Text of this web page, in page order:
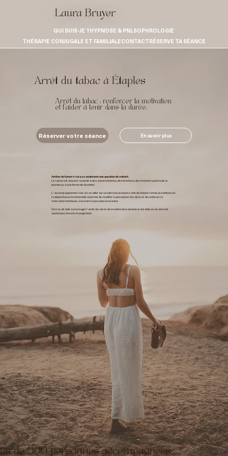
QUI SUIS-JE ?HYPNOSE & PNLSOPHROLOGIE
THÉRAPIE CONJUGALE ET FAMILIALECONTACTRÉSERVE TA SÉANCE
Laura Bruyer
Arrêt du tabac à Étaples
Arrêt du tabac : renforcer ta motivation
et t’aider à tenir dans la durée.
Réserver votre séance En savoir plus
Arrêter de fumer n’est pas seulement une question de volonté.
Le tabac est souvent associé à des automatismes, des émotions, des moments précis de la
journée ou à une forme de réconfort.
L’accompagnement vise à travailler sur ces liens inconscients afin de réduire l’envie, les réflexes et
la dépendance émotionnelle. Il permet de modifier la perception du tabac et de renforcer la
motivation intérieure, sans lutte ni pression excessive.
Ce travail aide à envisager l’arrêt du tabac de manière plus sereine et durable, en se sentant
soutenu(e) dans le changement.
de 500 personnes accompagnées